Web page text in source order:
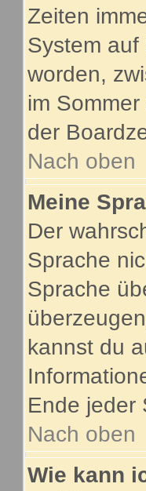
Zeiten
System
worden,
im
der
Nach oben
Meine
Der
Sprache
Sprache
kannst du
Ende jeder
Nach oben
Wie kann